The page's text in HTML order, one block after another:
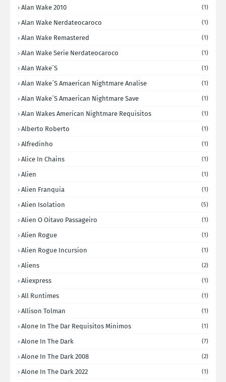
Alan Wake 2010 (1)
Alan Wake Nerdateocaroco (1)
Alan Wake Remastered (1)
Alan Wake Serie Nerdateocaroco (1)
Alan Wake´s (1)
Alan Wake´s Amaerican Nightmare Analise (1)
Alan Wake´s Amaerican Nightmare Save (1)
Alan Wakes American Nightmare Requisitos (1)
Alberto Roberto (1)
Alfredinho (1)
Alice In Chains (1)
Alien (1)
Alien Franquia (1)
Alien Isolation (5)
Alien O Oitavo Passageiro (1)
Alien Rogue (1)
Alien Rogue Incursion (1)
Aliens (2)
Aliexpress (1)
All Runtimes (1)
Allison Tolman (1)
Alone In The Dar Requisitos Minimos (1)
Alone In The Dark (7)
Alone In The Dark 2008 (2)
Alone In The Dark 2022 (1)